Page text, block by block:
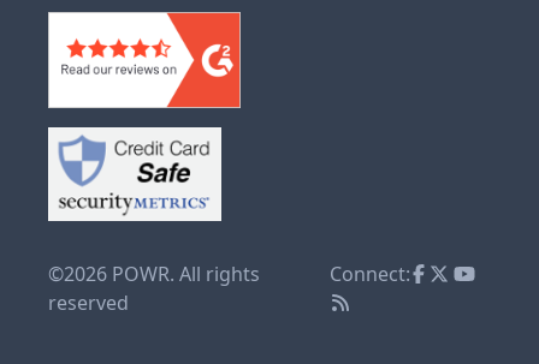
©2026 POWR. All rights
reserved
Connect: